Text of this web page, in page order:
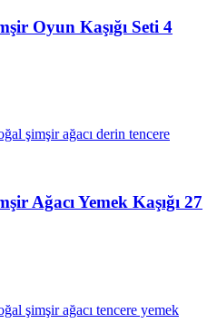
Oyun Kaşığı Seti 4
Ağacı Yemek Kaşığı 27